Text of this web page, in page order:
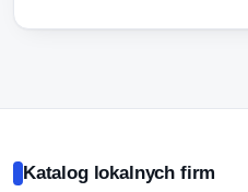
Katalog lokalnych firm